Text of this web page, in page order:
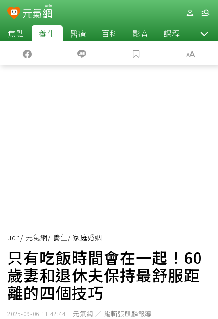
焦點 養生 醫療 百科 影音 課程 退休
udn/ 元氣網/ 養生/ 家庭婚姻
只有吃飯時間會在一起！60
歲妻和退休夫保持最舒服距
離的四個技巧
2025-09-06 11:42:44 元氣網 ／ 編輯張麒麟報導